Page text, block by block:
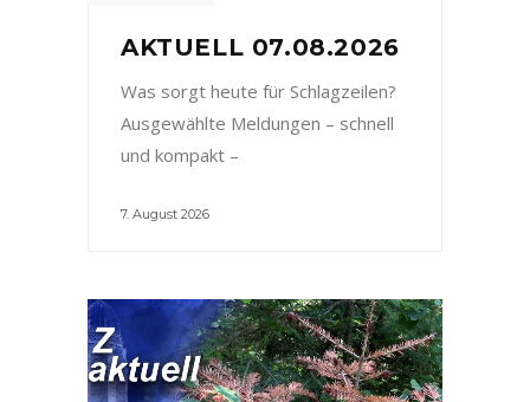
AKTUELL 07.08.2026
Was sorgt heute für Schlagzeilen?
Ausgewählte Meldungen – schnell
und kompakt –
7. August 2026